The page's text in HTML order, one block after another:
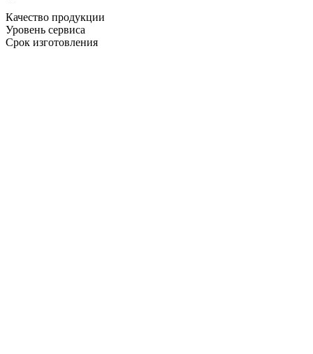
Качество продукции
Уровень сервиса
Срок изготовления